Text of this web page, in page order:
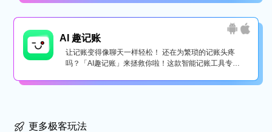
AI 趣记账
让记账变得像聊天一样轻松！ 还在为繁琐的记账头疼
吗？「AI趣记账」来拯救你啦！这款智能记账工具专为
更多极客玩法